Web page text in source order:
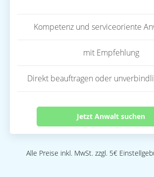
Kompetenz und serviceoriente
mit Empfehlung
Direkt beauftragen oder
Jetzt Anwalt suchen
Alle Preise inkl. MwSt. zzgl. 5€